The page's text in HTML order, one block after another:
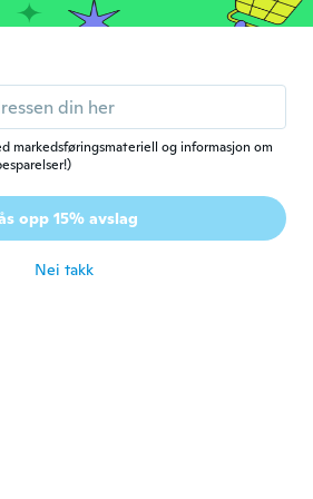
· 32 omtaler · 3 opplastinger
markedsføringsmateriell og informasjon om
opp 15% avslag
Nei takk